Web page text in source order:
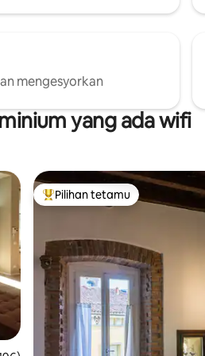
mengesyorkan
yang ada wifi
Pilihan utama tetamu
Pilihan tetamu